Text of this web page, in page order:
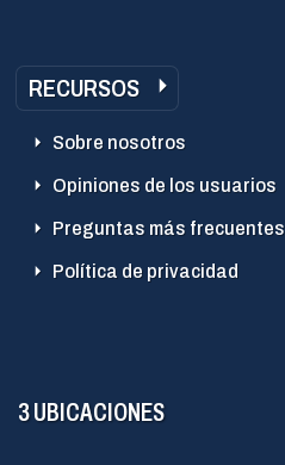
RECURSOS
Sobre nosotros
Opiniones de los usuarios
Preguntas más frecuentes
Política de privacidad
3 UBICACIONES